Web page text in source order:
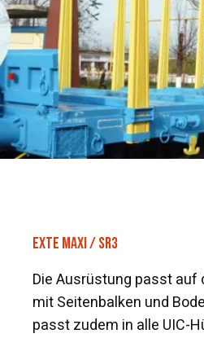
EXTE MAXI / SR3
Die Ausrüstung passt auf
mit Seitenbalken und
passt zudem in alle UIC-